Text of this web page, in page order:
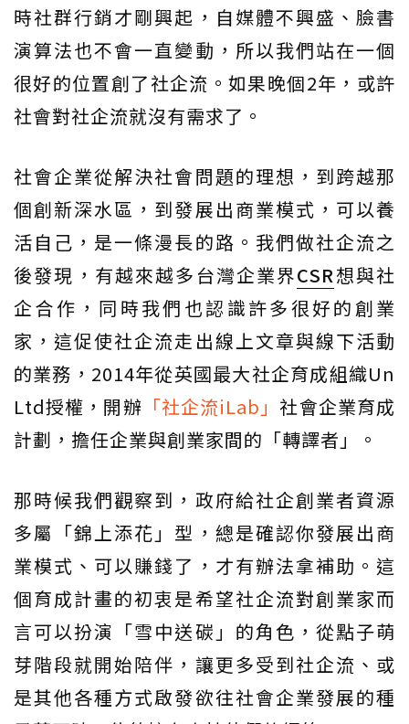
時社群行銷才剛興起，自媒體不興盛、臉書
演算法也不會一直變動，所以我們站在一個
很好的位置創了社企流。如果晚個2年，或許
社會對社企流就沒有需求了。
社會企業從解決社會問題的理想，到跨越那
個創新深水區，到發展出商業模式，可以養
活自己，是一條漫長的路。我們做社企流之
後發現，有越來越多台灣企業界CSR想與社
企合作，同時我們也認識許多很好的創業
家，這促使社企流走出線上文章與線下活動
的業務，2014年從英國最大社企育成組織Un
Ltd授權，開辦 「社企流iLab」社會企業育成
計劃，擔任企業與創業家間的「轉譯者」。
那時候我們觀察到，政府給社企創業者資源
多屬「錦上添花」型，總是確認你發展出商
業模式、可以賺錢了，才有辦法拿補助。這
個育成計畫的初衷是希望社企流對創業家而
言可以扮演「雪中送碳」的角色，從點子萌
芽階段就開始陪伴，讓更多受到社企流、或
是其他各種方式啟發欲往社會企業發展的種